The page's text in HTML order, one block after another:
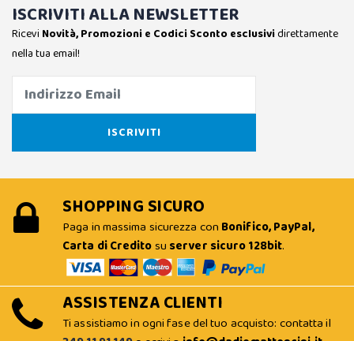
ISCRIVITI ALLA NEWSLETTER
Ricevi Novità, Promozioni e Codici Sconto esclusividirettamente
nella tua email!
SHOPPING SICURO
Paga in massima sicurezza con Bonifico, PayPal,
Carta di Creditosu server sicuro 128bit.
ASSISTENZA CLIENTI
Ti assistiamo in ogni fase del tuo acquisto: contatta il